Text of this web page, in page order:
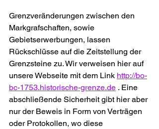
Grenzveränderungen zwischen den
Markgrafschaften, sowie
Gebietserwerbungen, lassen
Rückschlüsse auf die Zeitstellung der
Grenzsteine zu. Wir verweisen hier auf
unsere Webseite mit dem Link http://bo-
bc-1753.historische-grenze.de . Eine
abschließende Sicherheit gibt hier aber
nur der Beweis in Form von Verträgen
oder Protokollen, wo diese